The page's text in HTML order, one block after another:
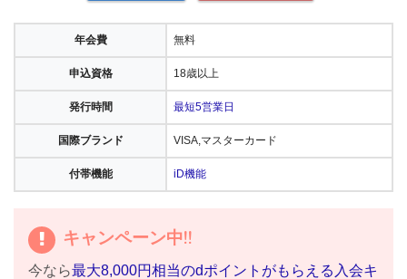
年会費 無料
申込資格 18歳以上
発行時間 最短5営業日
国際ブランド VISA,マスターカード
付帯機能 iD機能
キャンペーン中!!
今なら最大8,000円相当のdポイントがもらえる入会キ